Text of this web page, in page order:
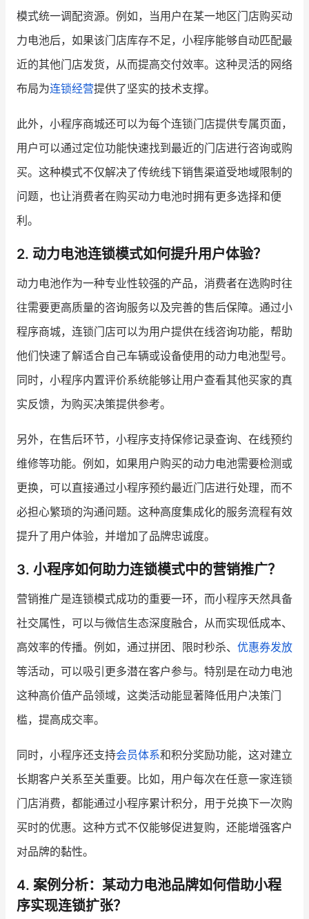
模式统一调配资源。例如，当用户在某一地区门店购买动
力电池后，如果该门店库存不足，小程序能够自动匹配最
近的其他门店发货，从而提高交付效率。这种灵活的网络
布局为连锁经营提供了坚实的技术支撑。
此外，小程序商城还可以为每个连锁门店提供专属页面，
用户可以通过定位功能快速找到最近的门店进行咨询或购
买。这种模式不仅解决了传统线下销售渠道受地域限制的
问题，也让消费者在购买动力电池时拥有更多选择和便
利。
2. 动力电池连锁模式如何提升用户体验？
动力电池作为一种专业性较强的产品，消费者在选购时往
往需要更高质量的咨询服务以及完善的售后保障。通过小
程序商城，连锁门店可以为用户提供在线咨询功能，帮助
他们快速了解适合自己车辆或设备使用的动力电池型号。
同时，小程序内置评价系统能够让用户查看其他买家的真
实反馈，为购买决策提供参考。
另外，在售后环节，小程序支持保修记录查询、在线预约
维修等功能。例如，如果用户购买的动力电池需要检测或
更换，可以直接通过小程序预约最近门店进行处理，而不
必担心繁琐的沟通问题。这种高度集成化的服务流程有效
提升了用户体验，并增加了品牌忠诚度。
3. 小程序如何助力连锁模式中的营销推广？
营销推广是连锁模式成功的重要一环，而小程序天然具备
社交属性，可以与微信生态深度融合，从而实现低成本、
高效率的传播。例如，通过拼团、限时秒杀、 优惠券发放
等活动，可以吸引更多潜在客户参与。特别是在动力电池
这种高价值产品领域，这类活动能显著降低用户决策门
槛，提高成交率。
同时，小程序还支持会员体系和积分奖励功能，这对建立
长期客户关系至关重要。比如，用户每次在任意一家连锁
门店消费，都能通过小程序累计积分，用于兑换下一次购
买时的优惠。这种方式不仅能够促进复购，还能增强客户
对品牌的黏性。
4. 案例分析：某动力电池品牌如何借助小程
序实现连锁扩张？